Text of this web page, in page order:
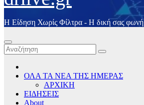
Η Είδηση Χωρίς Φίλτρα - H δική σας φωνή
ΟΛΑ ΤΑ ΝΕΑ ΤΗΣ ΗΜΕΡΑΣ
ΑΡΧΙΚΗ
ΕΙΔΗΣΕΙΣ
About